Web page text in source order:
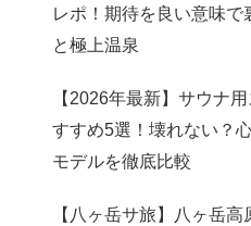
レポ！期待を良い意味で
と極上温泉
【2026年最新】サウナ
すすめ5選！壊れない？
モデルを徹底比較
【八ヶ岳サ旅】八ヶ岳